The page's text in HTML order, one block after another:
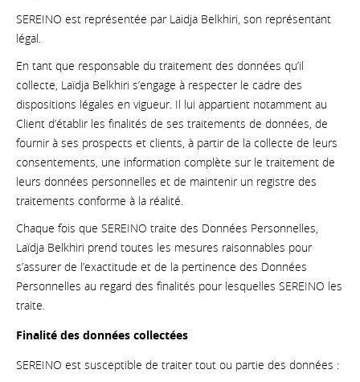
SEREINO est représentée par Laidja Belkhiri, son représentant
légal.
En tant que responsable du traitement des données qu’il
collecte, Laïdja Belkhiri s’engage à respecter le cadre des
dispositions légales en vigueur. Il lui appartient notamment au
Client d’établir les finalités de ses traitements de données, de
fournir à ses prospects et clients, à partir de la collecte de leurs
consentements, une information complète sur le traitement de
leurs données personnelles et de maintenir un registre des
traitements conforme à la réalité.
Chaque fois que SEREINO traite des Données Personnelles,
Laïdja Belkhiri prend toutes les mesures raisonnables pour
s’assurer de l’exactitude et de la pertinence des Données
Personnelles au regard des finalités pour lesquelles SEREINO les
traite.
Finalité des données collectées
SEREINO est susceptible de traiter tout ou partie des données :